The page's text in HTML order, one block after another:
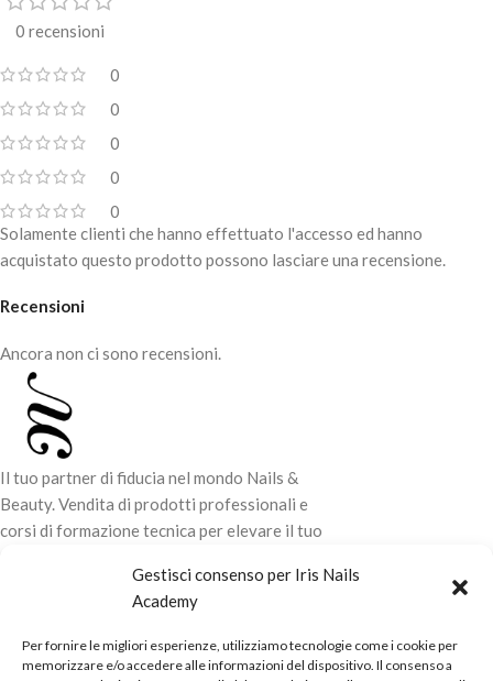
Gestisci consenso per Iris Nails
Academy
Per fornire le migliori esperienze, utilizziamo tecnologie come i cookie per
memorizzare e/o accedere alle informazioni del dispositivo. Il consenso a
0 recensioni
0
0
0
0
0
Recensioni
Ancora non ci sono recensioni.
Solamente clienti che hanno effettuato l'accesso ed hanno
acquistato questo prodotto possono lasciare una recensione.
Il tuo partner di fiducia nel mondo Nails &
Beauty. Vendita di prodotti professionali e
corsi di formazione tecnica per elevare il tuo
LINK UTILI